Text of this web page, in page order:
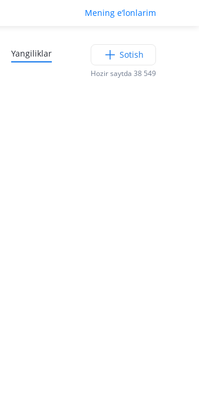
Mening e‘lonlarim
Yangiliklar Sotish
Hozir saytda 38 549